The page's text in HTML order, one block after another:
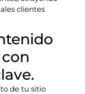
clientes
de tu sitio